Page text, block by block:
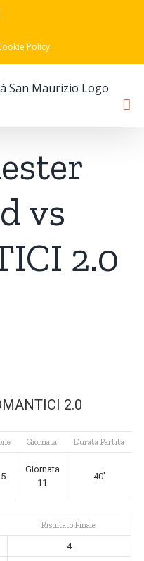
Policy
vs
2.0
2.0
Giornata Durata Partita
Giornata
11
40'
Risultato Finale
4